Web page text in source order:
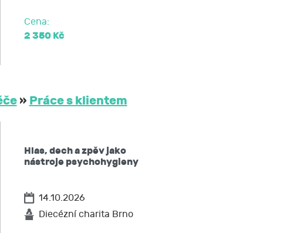
Cena:
2 350 Kč
» Práce s klientem
Hlas, dech a zpěv jako
nástroje psychohygieny
14.10.2026
Diecézní charita Brno